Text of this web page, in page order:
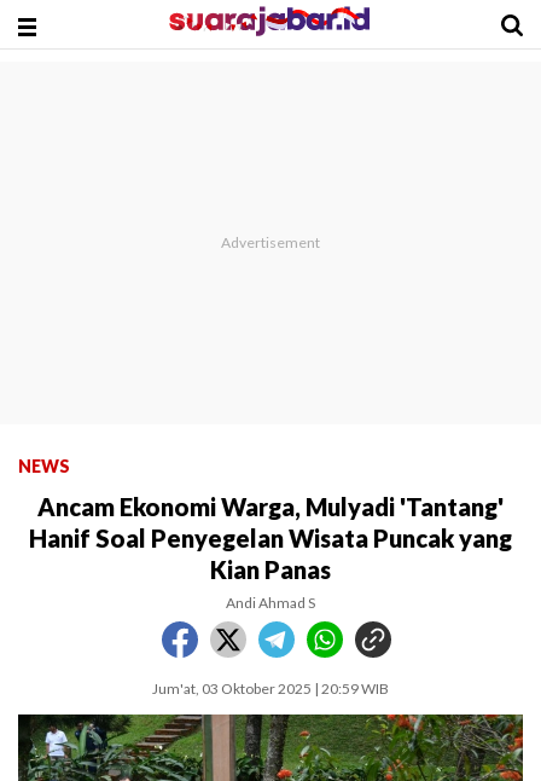
NEWS
Ancam Ekonomi Warga, Mulyadi 'Tantang'
Hanif Soal Penyegelan Wisata Puncak yang
Kian Panas
Andi Ahmad S
Jum'at, 03 Oktober 2025 | 20:59 WIB